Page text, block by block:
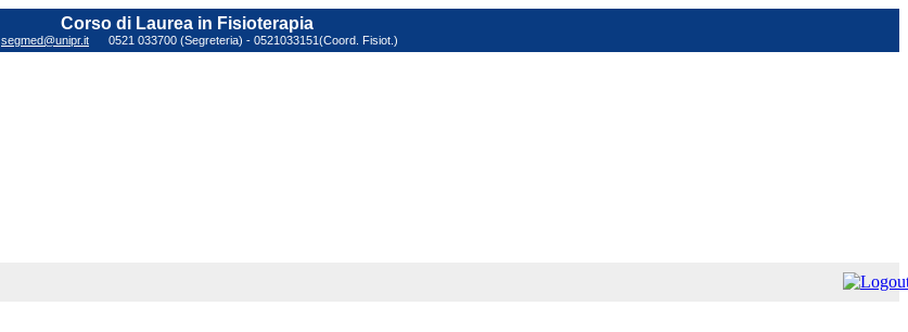
Corso di Laurea in Fisioterapia
segmed@unipr.it 0521 033700 (Segreteria) - 0521033151(Coord. Fisiot.)